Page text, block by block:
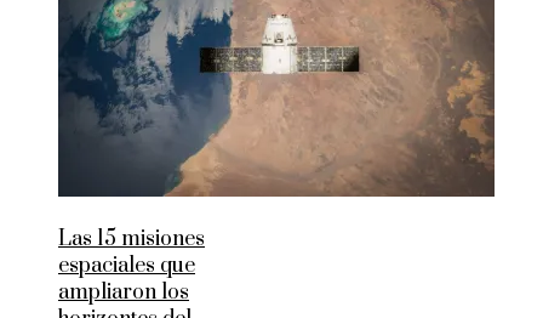
Las 15 misiones
espaciales que
ampliaron los